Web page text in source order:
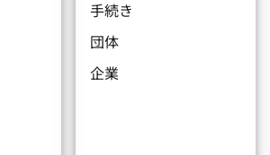
手続き
団体
企業